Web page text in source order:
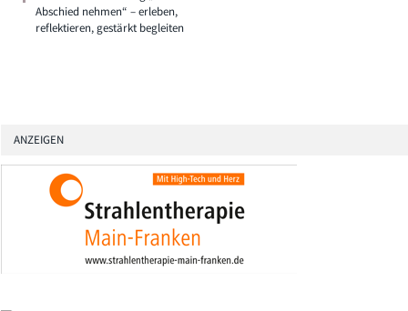
Abschied nehmen“ – erleben,
reflektieren, gestärkt begleiten
ANZEIGEN